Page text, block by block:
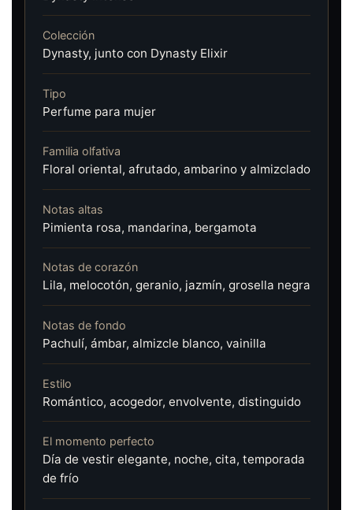
Colección
Dynasty, junto con Dynasty Elixir
Tipo
Perfume para mujer
Familia olfativa
Floral oriental, afrutado, ambarino y almizclado
Notas altas
Pimienta rosa, mandarina, bergamota
Notas de corazón
Lila, melocotón, geranio, jazmín, grosella negra
Notas de fondo
Pachulí, ámbar, almizcle blanco, vainilla
Estilo
Romántico, acogedor, envolvente, distinguido
El momento perfecto
Día de vestir elegante, noche, cita, temporada
de frío